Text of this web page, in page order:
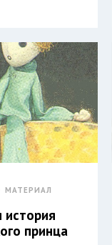
МАТЕРИАЛ
принца